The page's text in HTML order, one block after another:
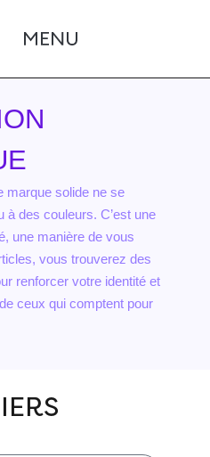
marque solide ne se
à des couleurs. C’est une
une manière de vous
vous trouverez des
renforcer votre identité et
ceux qui comptent pour